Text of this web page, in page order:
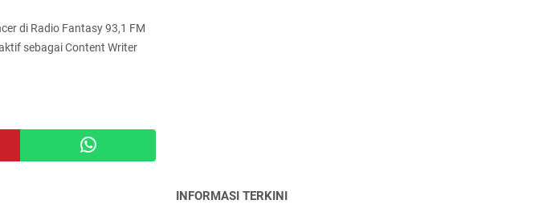
di Radio Fantasy 93,1 FM
sebagai Content Writer
INFORMASI TERKINI